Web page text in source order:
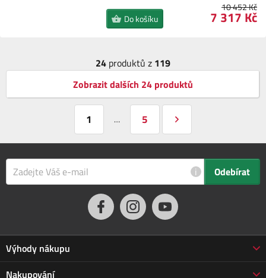
10 452 Kč
7 317 Kč
Do košíku
24 produktů z 119
Zobrazit dalších 24 produktů
1 … 5
i Odebírat
Výhody nákupu
Proč nakupovat u nás
Nakupování